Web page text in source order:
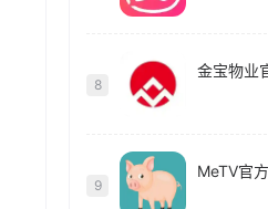
8
金宝物业
9
MeTV官